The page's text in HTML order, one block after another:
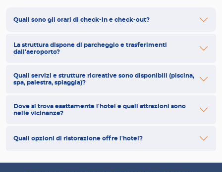
Quali sono gli orari di check-in e check-out?
La struttura dispone di parcheggio e trasferimenti
dall'aeroporto?
Quali servizi e strutture ricreative sono disponibili (piscina,
spa, palestra, spiaggia)?
Dove si trova esattamente l'hotel e quali attrazioni sono
nelle vicinanze?
Quali opzioni di ristorazione offre l'hotel?